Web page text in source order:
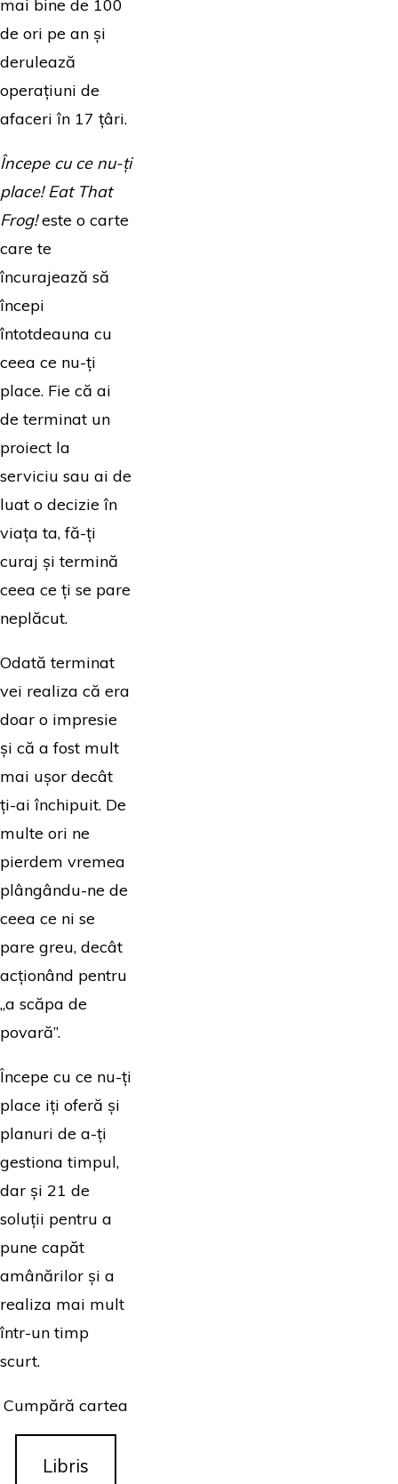
mai bine de 100
de ori pe an și
derulează
operațiuni de
afaceri în 17 țâri.
Începe cu ce nu-ți
place! Eat That
Frog!este o carte
care te
încurajează să
începi
întotdeauna cu
ceea ce nu-ți
place. Fie că ai
de terminat un
proiect la
serviciu sau ai de
luat o decizie în
viața ta, fă-ți
curaj și termină
ceea ce ți se pare
neplăcut.
Odată terminat
vei realiza că era
doar o impresie
și că a fost mult
mai ușor decât
ți-ai închipuit. De
multe ori ne
pierdem vremea
plângându-ne de
ceea ce ni se
pare greu, decât
acționând pentru
„a scăpa de
povară”.
Începe cu ce nu-ți
place iți oferă și
planuri de a-ți
gestiona timpul,
dar și 21 de
soluții pentru a
pune capăt
amânărilor și a
realiza mai mult
într-un timp
scurt.
Cumpără cartea
Libris